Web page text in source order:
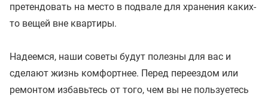
претендовать на место в подвале для хранения каких-
то вещей вне квартиры.
Надеемся, наши советы будут полезны для вас и
сделают жизнь комфортнее. Перед переездом или
ремонтом избавьтесь от того, чем вы не пользуетесь